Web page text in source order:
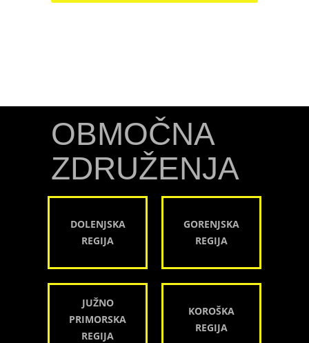
OBMOČNA
ZDRUŽENJA
DOLENJSKA
REGIJA
GORENJSKA
REGIJA
JUŽNO
PRIMORSKA
REGIJA
KOROŠKA
REGIJA